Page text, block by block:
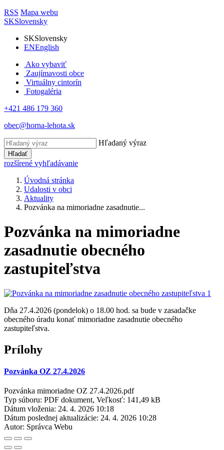
RSS Mapa webu
SKSlovensky
SKSlovensky
ENEnglish
Ako vybaviť
Zaujímavosti obce
Virtuálny cintorín
Fotogaléria
+421 486 179 360
obec@horna-lehota.sk
Hľadaný výraz
Hľadať
rozšírené vyhľadávanie
Úvodná stránka
Udalosti v obci
Aktuality
Pozvánka na mimoriadne zasadnutie...
Pozvánka na mimoriadne
zasadnutie obecného
zastupiteľstva
Dňa 27.4.2026 (pondelok) o 18.00 hod. sa bude v zasadačke
obecného úradu konať mimoriadne zasadnutie obecného
zastupiteľstva.
Prílohy
Pozvánka OZ 27.4.2026
Pozvánka mimoriadne OZ 27.4.2026.pdf
Typ súboru: PDF dokument, Veľkosť: 141,49 kB
Dátum vloženia: 24. 4. 2026 10:18
Dátum poslednej aktualizácie: 24. 4. 2026 10:28
Autor: Správca Webu